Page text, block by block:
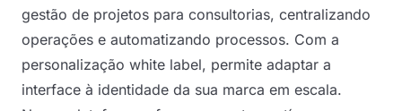
gestão de projetos para consultorias, centralizando
operações e automatizando processos. Com a
personalização white label, permite adaptar a
interface à identidade da sua marca em escala.